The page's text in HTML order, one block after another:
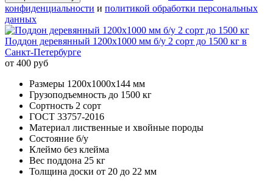
конфиденциальности и политикой обработки персональных
данных
Поддон деревянный 1200х1000 мм б/у 2 сорт до 1500 кг в
Санкт-Петербурге
от 400 руб
Размеры 1200х1000x144 мм
Грузоподъемность до 1500 кг
Сортность 2 сорт
ГОСТ 33757-2016
Материал лиственные и хвойные породы
Состояние б/у
Клеймо без клейма
Вес поддона 25 кг
Толщина доски от 20 до 22 мм